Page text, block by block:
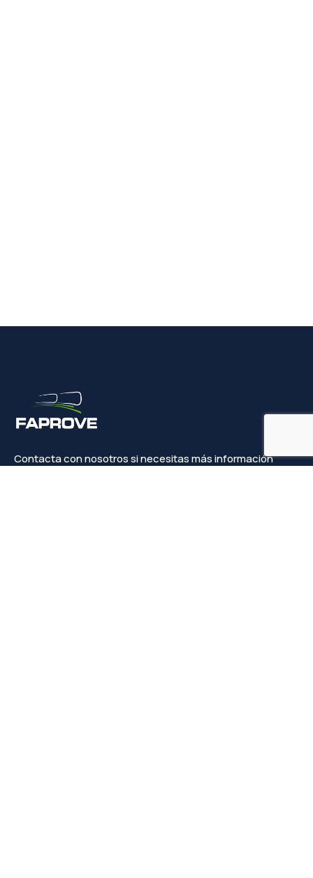
Contacta con nosotros si necesitas más información